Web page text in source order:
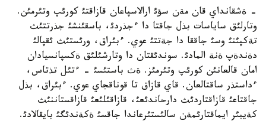
- ةشقانداي قان مةن سؤئ ارالاسپاعان قازاقتئ كورئپ وتئرمئن.
وتارلئق ساياسات بذل جاقتا دا ءجذردئ، باسقئنشئ جذرتتئث
تةكپئنئ وسئ جاققا دا جةتتئ عوي. ءبئراق، ورئستئث ئقپالئ
دةندةپ ةنة المادئ. سوندئقتان دا وتارشئلئق ةكسپانسيادان
امان قالعانئن كورئپ وتئرمئز. ةث باستئسئ - ءتئل تذتاس،
ءداستذر ساقتالعان. قاي قازاق تا قوناقجاي عوي. ءبئراق، بذل
جاقتاعئ قازاقتاردئث دارحاندئعئ، قازاقئلئعئ قازاقستاننئث
كةيبئر ايماقتارئمةن سالئستئرعاندا جاقسئ ةكةندئگئ بايقالادئ.